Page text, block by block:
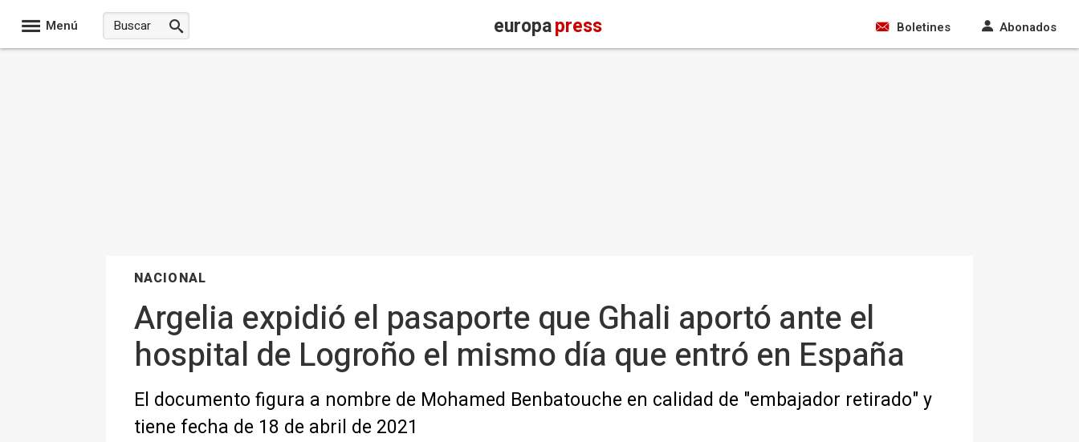
Menú europapress Boletines Abonados
NACIONAL
Argelia expidió el pasaporte que Ghali aportó ante el
hospital de Logroño el mismo día que entró en España
El documento figura a nombre de Mohamed Benbatouche en calidad de "embajador retirado" y
tiene fecha de 18 de abril de 2021